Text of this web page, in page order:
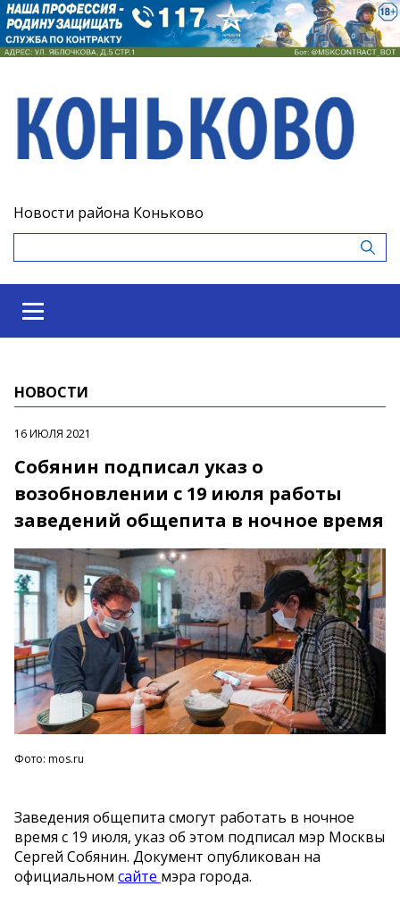
Новости района Коньково
НОВОСТИ
16 ИЮЛЯ 2021
Собянин подписал указ о
возобновлении с 19 июля работы
заведений общепита в ночное время
Фото: mos.ru
Заведения общепита смогут работать в ночное
время с 19 июля, указ об этом подписал мэр Москвы
Сергей Собянин. Документ опубликован на
официальном сайте мэра города.